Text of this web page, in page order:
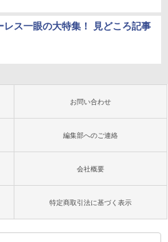
レス一眼の大特集！ 見どころ記事
お問い合わせ
編集部へのご連絡
会社概要
特定商取引法に基づく表示